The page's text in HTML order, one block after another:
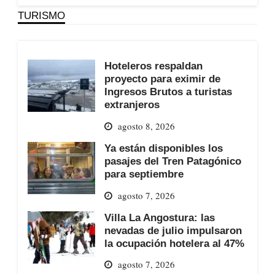
TURISMO
Hoteleros respaldan
proyecto para eximir de
Ingresos Brutos a turistas
extranjeros
agosto 8, 2026
Ya están disponibles los
pasajes del Tren Patagónico
para septiembre
agosto 7, 2026
Villa La Angostura: las
nevadas de julio impulsaron
la ocupación hotelera al 47%
agosto 7, 2026